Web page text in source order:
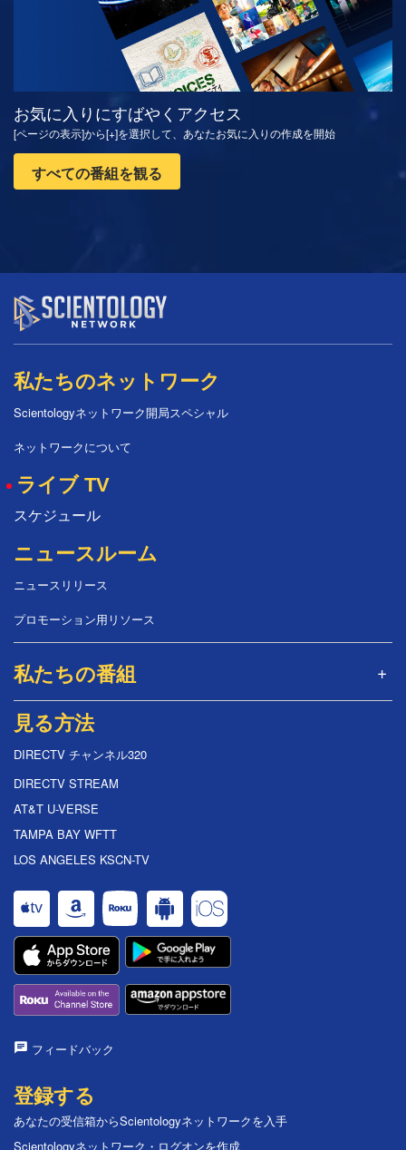
お気に入りにすばやくアクセス
[ページの表示]から[+]を選択して、あなたお気に入りの作成を開始
すべての番組を観る
私たちのネットワーク
Scientologyネットワーク開局スペシャル
ネットワークについて
ライブ TV
スケジュール
ニュースルーム
ニュースリリース
プロモーション用リソース
私たちの番組
見る方法
DIRECTV チャンネル320
DIRECTV STREAM
AT&T U-VERSE
TAMPA BAY WFTT
LOS ANGELES KSCN-TV
フィードバック
登録する
あなたの受信箱からScientologyネットワークを入手
Scientologyネットワーク・ログオンを作成